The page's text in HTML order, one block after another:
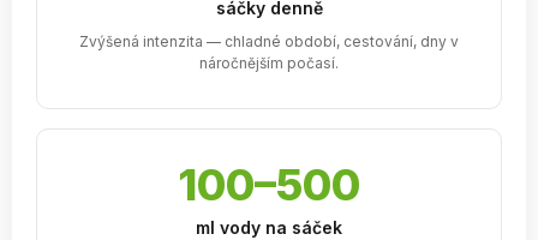
sáčky denně
Zvýšená intenzita — chladné období, cestování, dny v
náročnějším počasí.
100–500
ml vody na sáček